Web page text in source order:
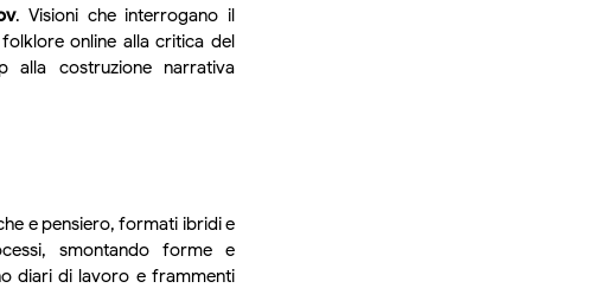
. Visioni che interrogano il
online alla critica del
alla costruzione narrativa
e pensiero, formati ibridi e
smontando forme e
diari di lavoro e frammenti